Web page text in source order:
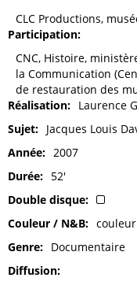
CLC Productions,
Participation
CNC, Histoire,
la Communication
de restauration des
Réalisation
Laurence
Sujet
Jacques Louis
Année
2007
Durée
52'
Double disque
Couleur / N&B
couleur
Genre
Documentaire
Diffusion